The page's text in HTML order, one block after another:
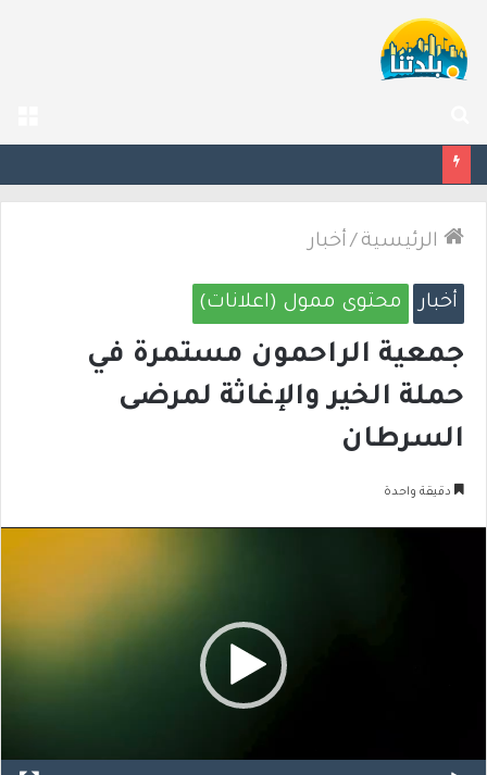
عن
الرئيسية / أخبار
أخبار محتوى ممول (اعلانات)
جمعية الراحمون مستمرة في
حملة الخير والإغاثة لمرضى
السرطان
دقيقة واحدة